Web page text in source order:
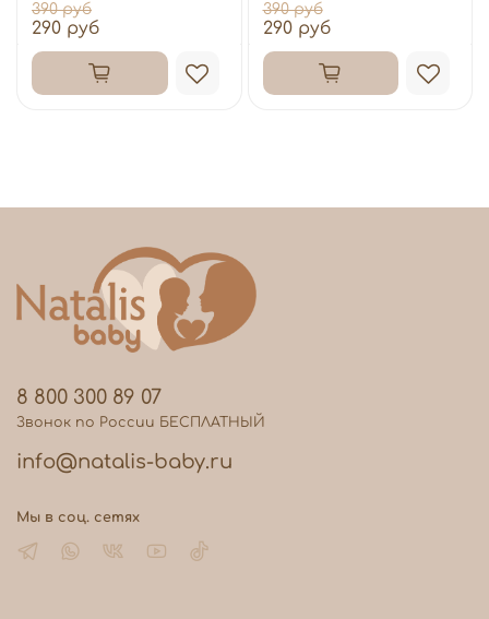
390 руб
290 руб
390 руб
290 руб
8 800 300 89 07
Звонок по России БЕСПЛАТНЫЙ
info@natalis-baby.ru
Мы в соц. сетях